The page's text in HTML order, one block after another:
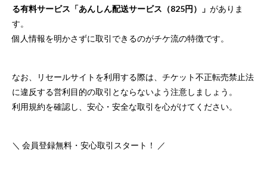
る有料サービス「あんしん配送サービス（825円）」 がありま
す。
個人情報を明かさずに取引できるのがチケ流の特徴です。
なお、リセールサイトを利用する際は、チケット不正転売禁止法
に違反する営利目的の取引とならないよう注意しましょう。
利用規約を確認し、安心・安全な取引を心がけてください。
＼ 会員登録無料・安心取引スタート！ ／